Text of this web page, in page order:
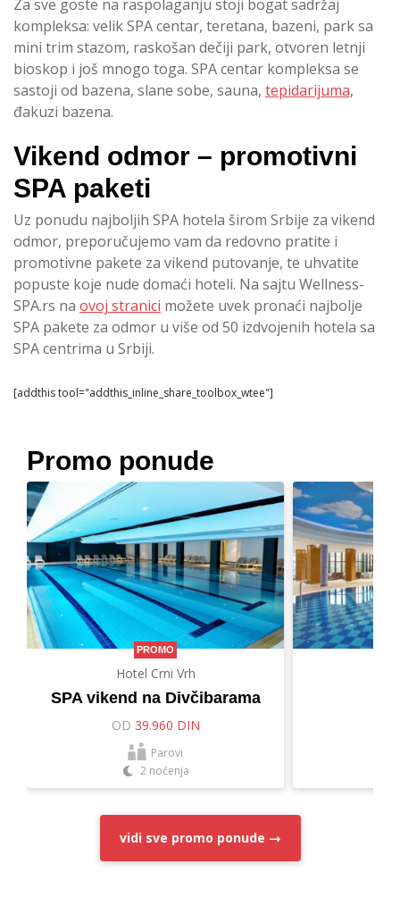
Za sve goste na raspolaganju stoji bogat sadržaj
kompleksa: velik SPA centar, teretana, bazeni, park sa
mini trim stazom, raskošan dečiji park, otvoren letnji
bioskop i još mnogo toga. SPA centar kompleksa se
sastoji od bazena, slane sobe, sauna, tepidarijuma,
đakuzi bazena.
Vikend odmor – promotivni
SPA paketi
Uz ponudu najboljih SPA hotela širom Srbije za vikend
odmor, preporučujemo vam da redovno pratite i
promotivne pakete za vikend putovanje, te uhvatite
popuste koje nude domaći hoteli. Na sajtu Wellness-
SPA.rs na ovoj stranici možete uvek pronaći najbolje
SPA pakete za odmor u više od 50 izdvojenih hotela sa
SPA centrima u Srbiji.
[addthis tool="addthis_inline_share_toolbox_wtee"]
Promo ponude
PROMO
Hotel Crni Vrh
SPA vikend na Divčibarama
OD 39.960 DIN
Parovi
2 noćenja
vidi sve promo ponude